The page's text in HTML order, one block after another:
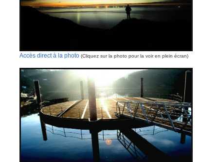
Accès direct à la photo (Cliquez sur la photo pour la voir en plein écran)